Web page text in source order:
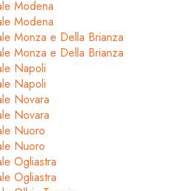
Modena
Modena
Monza e Della Brianza
Monza e Della Brianza
Napoli
Napoli
Novara
Novara
Nuoro
Nuoro
Ogliastra
Ogliastra